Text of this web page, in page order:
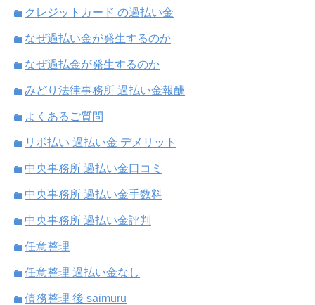
クレジットカード の過払い金
なぜ過払い金が発生するのか
なぜ過払金が発生するのか
みどり法律事務所 過払い金報酬
よくあるご質問
リボ払い 過払い金 デメリット
中央事務所 過払い金口コミ
中央事務所 過払い金手数料
中央事務所 過払い金評判
任意整理
任意整理 過払い金なし
債務整理 後 saimuru